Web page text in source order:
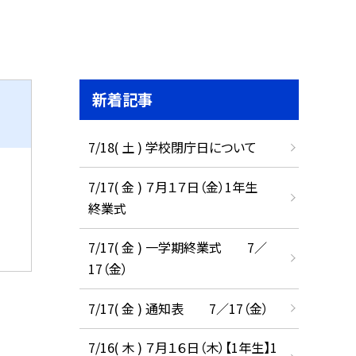
新着記事
7/18( 土 ) 学校閉庁日について
7/17( 金 ) ７月１７日（金）1年生
終業式
7/17( 金 ) 一学期終業式 7／
17（金）
7/17( 金 ) 通知表 7／17（金）
7/16( 木 ) ７月１６日（木）【1年生】1